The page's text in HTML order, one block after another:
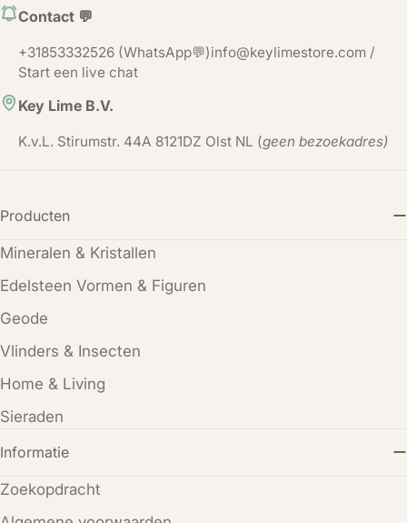
Contact 💬
+31853332526 (WhatsApp💬)info@keylimestore.com /
Start een live chat
Key Lime B.V.
K.v.L. Stirumstr. 44A 8121DZ Olst NL (geen bezoekadres)
Producten
Mineralen & Kristallen
Edelsteen Vormen & Figuren
Geode
Vlinders & Insecten
Home & Living
Sieraden
Informatie
Zoekopdracht